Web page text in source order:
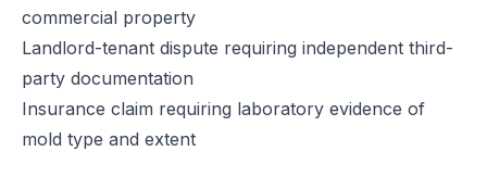
commercial property
Landlord-tenant dispute requiring independent third-
party documentation
Insurance claim requiring laboratory evidence of
mold type and extent